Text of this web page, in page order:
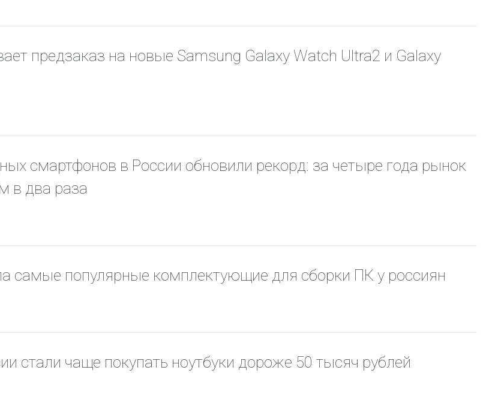
предзаказ на новые Samsung Galaxy Watch Ultra2 и Galaxy
смартфонов в России обновили рекорд: за четыре года рынок
в два раза
самые популярные комплектующие для сборки ПК у россиян
стали чаще покупать ноутбуки дороже 50 тысяч рублей